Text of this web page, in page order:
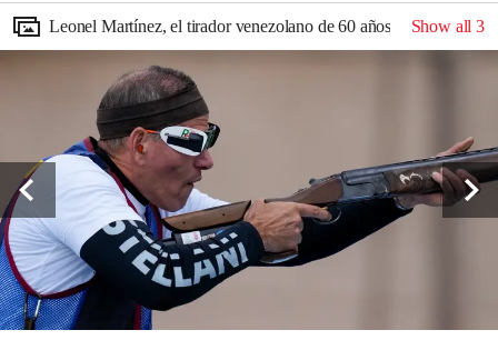
Leonel Martínez, el tirador venezolano de 60 años que volverá a
Show all3